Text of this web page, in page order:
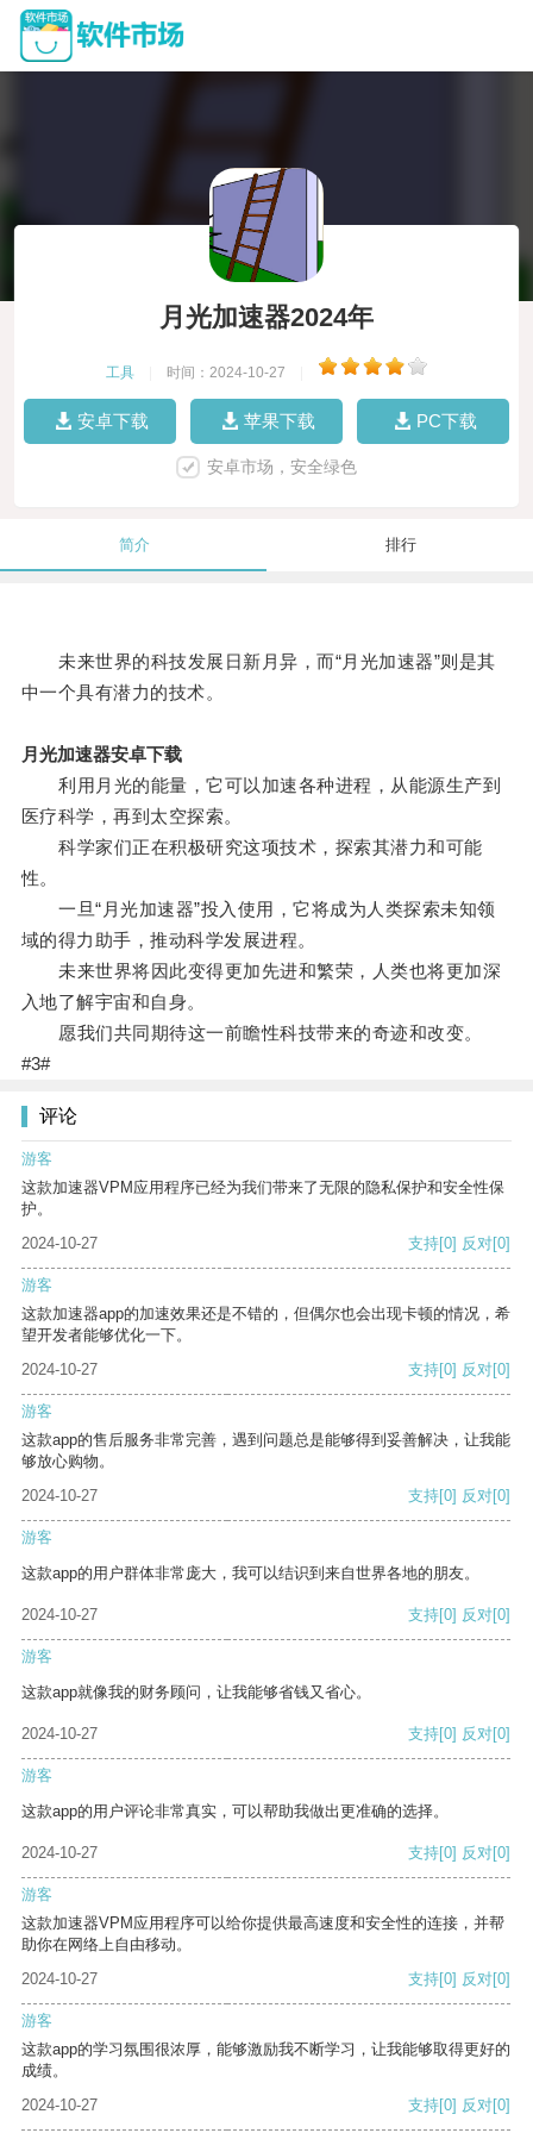
月光加速器2024年
工具 时间：2024-10-27
安卓下载 苹果下载 PC下载
安卓市场，安全绿色
简介 排行
未来世界的科技发展日新月异，而“月光加速器”则是其
中一个具有潜力的技术。
月光加速器安卓下载
利用月光的能量，它可以加速各种进程，从能源生产到
医疗科学，再到太空探索。
科学家们正在积极研究这项技术，探索其潜力和可能
性。
一旦“月光加速器”投入使用，它将成为人类探索未知领
域的得力助手，推动科学发展进程。
未来世界将因此变得更加先进和繁荣，人类也将更加深
入地了解宇宙和自身。
愿我们共同期待这一前瞻性科技带来的奇迹和改变。
#3#
评论
游客
这款加速器VPM应用程序已经为我们带来了无限的隐私保护和安全性保
护。
2024-10-27
支持[0] 反对[0]
游客
这款加速器app的加速效果还是不错的，但偶尔也会出现卡顿的情况，希
望开发者能够优化一下。
2024-10-27
支持[0] 反对[0]
游客
这款app的售后服务非常完善，遇到问题总是能够得到妥善解决，让我能
够放心购物。
2024-10-27
支持[0] 反对[0]
游客
这款app的用户群体非常庞大，我可以结识到来自世界各地的朋友。
2024-10-27 支持[0] 反对[0]
游客
这款app就像我的财务顾问，让我能够省钱又省心。
2024-10-27 支持[0] 反对[0]
游客
这款app的用户评论非常真实，可以帮助我做出更准确的选择。
2024-10-27 支持[0] 反对[0]
游客
这款加速器VPM应用程序可以给你提供最高速度和安全性的连接，并帮
助你在网络上自由移动。
2024-10-27
支持[0] 反对[0]
游客
这款app的学习氛围很浓厚，能够激励我不断学习，让我能够取得更好的
成绩。
2024-10-27
支持[0] 反对[0]